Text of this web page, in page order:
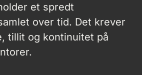
et spredt
over tid. Det krever
tillit og kontinuitet på